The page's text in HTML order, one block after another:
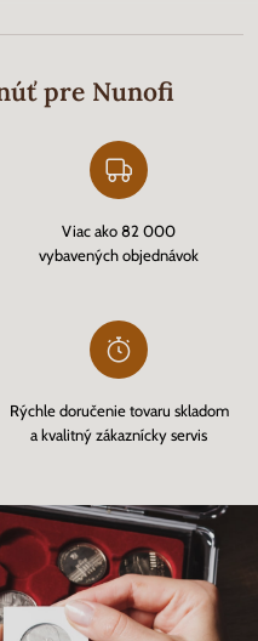
pre Nunofi
Viac ako 82 000
vybavených objednávok
Rýchle doručenie tovaru skladom
a kvalitný zákaznícky servis